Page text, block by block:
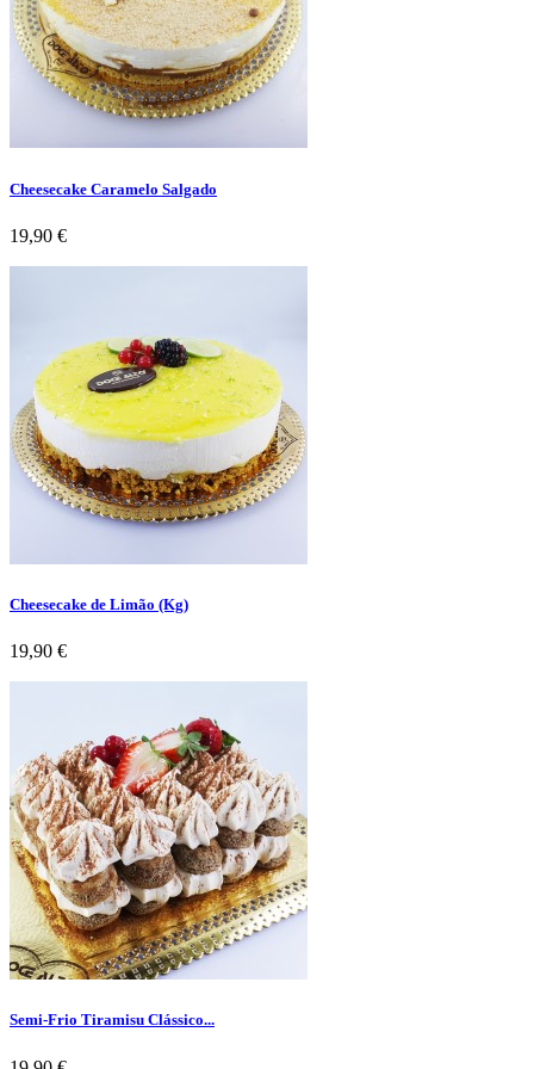
Cheesecake Caramelo Salgado
Preço
19,90 €
Cheesecake de Limão (Kg)
Preço
19,90 €
Semi-Frio Tiramisu Clássico...